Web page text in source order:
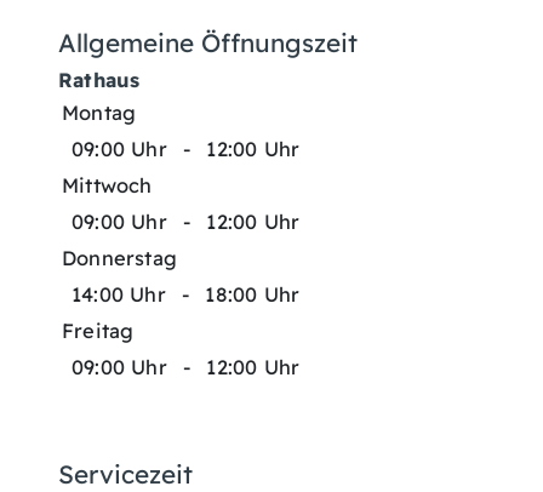
Allgemeine Öffnungszeit
Rathaus
Montag
09:00 Uhr
-
12:00 Uhr
Mittwoch
09:00 Uhr
-
12:00 Uhr
Donnerstag
14:00 Uhr
-
18:00 Uhr
Freitag
09:00 Uhr
- 12:00 Uhr
Servicezeit